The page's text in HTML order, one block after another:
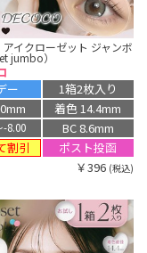
アイクローゼット ジャンボ
jumbo）
ー
1箱2枚入り
着色 14.4mm
8.00
BC 8.6mm
割引
ポスト投函
￥396 (税込)